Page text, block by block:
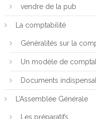
vendre de la pub
La comptabilité
Généralités sur la
Un modèle de
Documents
L’Assemblée Générale
Les préparatifs